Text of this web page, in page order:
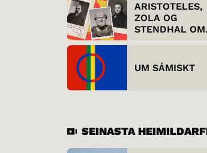
ARISTOTELES,
ZOLA OG
STENDHAL OM
UM SÁMISKT
SEINASTA